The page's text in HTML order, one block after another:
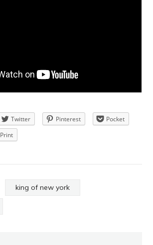
Twitter Pinterest
Pocket
Print
king of new york